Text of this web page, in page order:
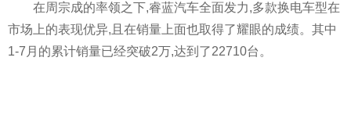
在周宗成的率领之下,睿蓝汽车全面发力,多款换电车型在
市场上的表现优异,且在销量上面也取得了耀眼的成绩。其中
1-7月的累计销量已经突破2万,达到了22710台。